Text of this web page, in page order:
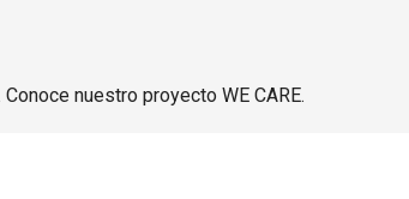
nuestro proyecto WE CARE.